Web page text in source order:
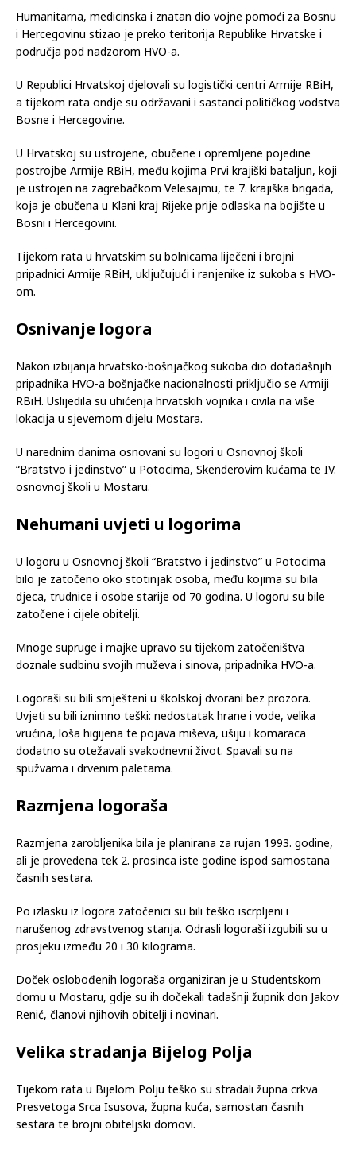
Humanitarna, medicinska i znatan dio vojne pomoći za Bosnu
i Hercegovinu stizao je preko teritorija Republike Hrvatske i
područja pod nadzorom HVO-a.
U Republici Hrvatskoj djelovali su logistički centri Armije RBiH,
a tijekom rata ondje su održavani i sastanci političkog vodstva
Bosne i Hercegovine.
U Hrvatskoj su ustrojene, obučene i opremljene pojedine
postrojbe Armije RBiH, među kojima Prvi krajiški bataljun, koji
je ustrojen na zagrebačkom Velesajmu, te 7. krajiška brigada,
koja je obučena u Klani kraj Rijeke prije odlaska na bojište u
Bosni i Hercegovini.
Tijekom rata u hrvatskim su bolnicama liječeni i brojni
pripadnici Armije RBiH, uključujući i ranjenike iz sukoba s HVO-
om.
Osnivanje logora
Nakon izbijanja hrvatsko-bošnjačkog sukoba dio dotadašnjih
pripadnika HVO-a bošnjačke nacionalnosti priključio se Armiji
RBiH. Uslijedila su uhićenja hrvatskih vojnika i civila na više
lokacija u sjevernom dijelu Mostara.
U narednim danima osnovani su logori u Osnovnoj školi
“Bratstvo i jedinstvo” u Potocima, Skenderovim kućama te IV.
osnovnoj školi u Mostaru.
Nehumani uvjeti u logorima
U logoru u Osnovnoj školi “Bratstvo i jedinstvo” u Potocima
bilo je zatočeno oko stotinjak osoba, među kojima su bila
djeca, trudnice i osobe starije od 70 godina. U logoru su bile
zatočene i cijele obitelji.
Mnoge supruge i majke upravo su tijekom zatočeništva
doznale sudbinu svojih muževa i sinova, pripadnika HVO-a.
Logoraši su bili smješteni u školskoj dvorani bez prozora.
Uvjeti su bili iznimno teški: nedostatak hrane i vode, velika
vrućina, loša higijena te pojava miševa, ušiju i komaraca
dodatno su otežavali svakodnevni život. Spavali su na
spužvama i drvenim paletama.
Razmjena logoraša
Razmjena zarobljenika bila je planirana za rujan 1993. godine,
ali je provedena tek 2. prosinca iste godine ispod samostana
časnih sestara.
Po izlasku iz logora zatočenici su bili teško iscrpljeni i
narušenog zdravstvenog stanja. Odrasli logoraši izgubili su u
prosjeku između 20 i 30 kilograma.
Doček oslobođenih logoraša organiziran je u Studentskom
domu u Mostaru, gdje su ih dočekali tadašnji župnik don Jakov
Renić, članovi njihovih obitelji i novinari.
Velika stradanja Bijelog Polja
Tijekom rata u Bijelom Polju teško su stradali župna crkva
Presvetoga Srca Isusova, župna kuća, samostan časnih
sestara te brojni obiteljski domovi.